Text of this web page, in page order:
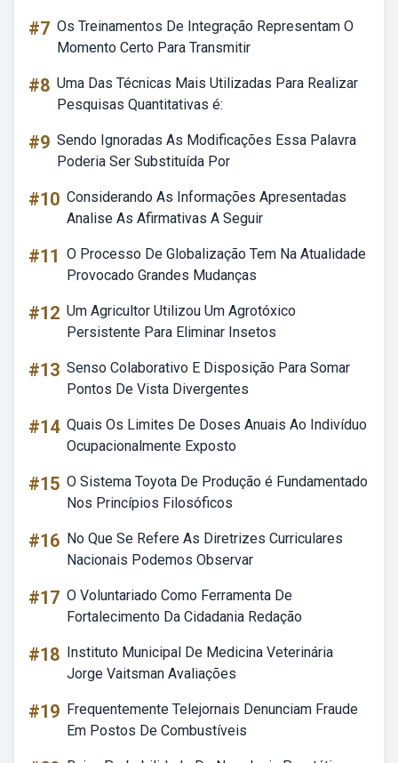
#7 Os Treinamentos De Integração Representam O
Momento Certo Para Transmitir
#8 Uma Das Técnicas Mais Utilizadas Para Realizar
Pesquisas Quantitativas é:
#9 Sendo Ignoradas As Modificações Essa Palavra
Poderia Ser Substituída Por
#10 Considerando As Informações Apresentadas
Analise As Afirmativas A Seguir
#11 O Processo De Globalização Tem Na Atualidade
Provocado Grandes Mudanças
#12 Um Agricultor Utilizou Um Agrotóxico
Persistente Para Eliminar Insetos
#13 Senso Colaborativo E Disposição Para Somar
Pontos De Vista Divergentes
#14 Quais Os Limites De Doses Anuais Ao Indivíduo
Ocupacionalmente Exposto
#15 O Sistema Toyota De Produção é Fundamentado
Nos Princípios Filosóficos
#16 No Que Se Refere As Diretrizes Curriculares
Nacionais Podemos Observar
#17 O Voluntariado Como Ferramenta De
Fortalecimento Da Cidadania Redação
#18 Instituto Municipal De Medicina Veterinária
Jorge Vaitsman Avaliações
#19 Frequentemente Telejornais Denunciam Fraude
Em Postos De Combustíveis